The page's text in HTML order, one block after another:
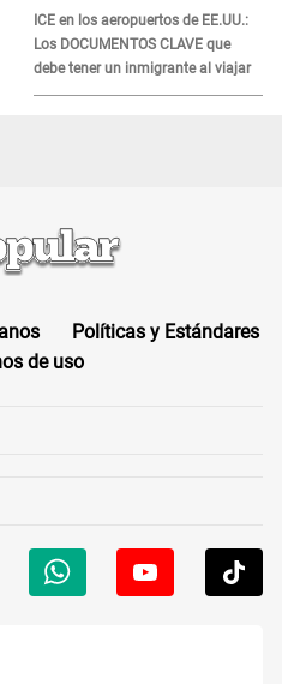
ICE en los aeropuertos de EE.UU.:
Los DOCUMENTOS CLAVE que
debe tener un inmigrante al viajar
Políticas y Estándares
de uso